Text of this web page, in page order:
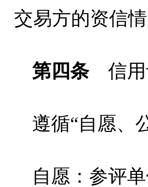
交易方的资信情
第四条信
遵循“自愿、
自愿：参评